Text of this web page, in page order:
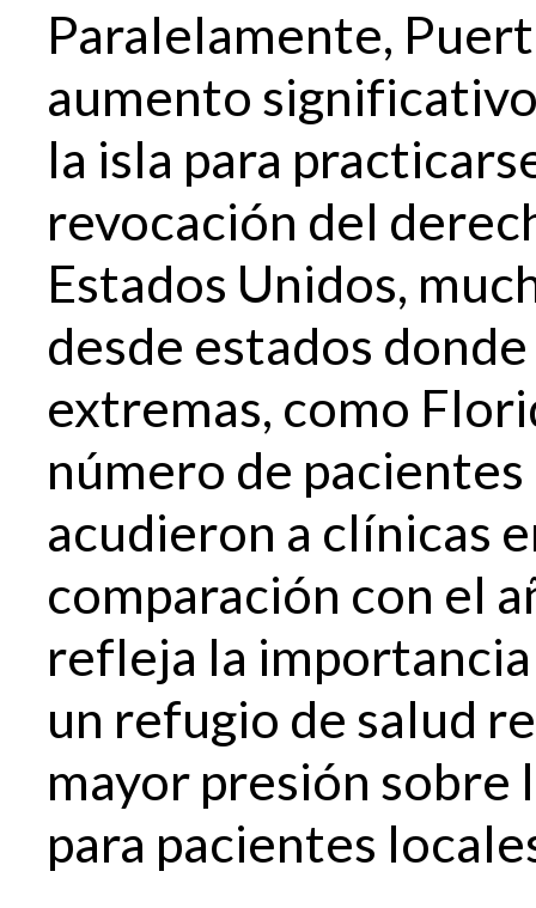
Paralelamente,
aumento
la isla para
revocación del
Estados Unidos,
desde estados
extremas, como
número de
acudieron a clínicas
comparación con el
refleja la
un refugio de salud
mayor presión sobre
para pacientes